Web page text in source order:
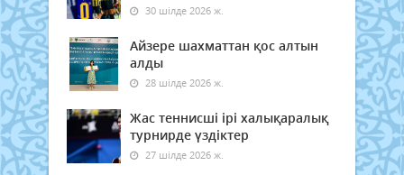
30 шілде 2026 ж.
Айзере шахматтан қос алтын
алды
28 шілде 2026 ж.
Жас теннисші ірі халықаралық
турнирде үздіктер
27 шілде 2026 ж.